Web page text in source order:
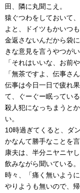
田、隣に丸聞こえ。
猿ぐつわをしておいて
よと、ドイツもかいつ
金返さないんだから袋
きな意見を言うやつがい
「それはいいな、お前
「無茶ですよ、伝事さ
伝事は今日一日で疲れ
て、ぐーぐー眠っている
殺人犯になっちまうと
い。
10時過ぎてくると、ダ
かなんて勝手なことを言
康夫は、半分ニヤニヤ
飲みながら聞いている。
時々、「痛く無いよう
やりようも無いので、